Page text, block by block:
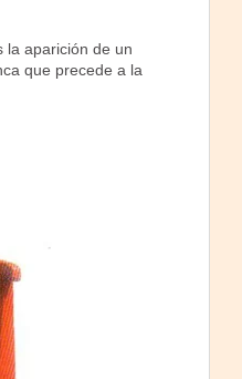
la aparición de un
que precede a la